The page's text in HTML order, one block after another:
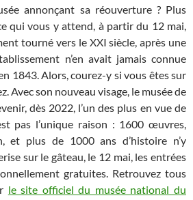
annonçant sa réouverture ? Plus
qui vous y attend, à partir du 12 mai,
tourné vers le XXI siècle, après une
n’en avait jamais connue
1843. Alors, courez-y si vous êtes sur
Avec son nouveau visage, le musée de
dès 2022, l’un des plus en vue de
pas l’unique raison : 1600 œuvres,
et plus de 1000 ans d’histoire n’y
sur le gâteau, le 12 mai, les entrées
gratuites. Retrouvez tous
le site officiel du musée national du